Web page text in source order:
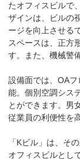
たオフィスビルで
ザインは、ビルの
ージを向上させる
スペースは、正方
す。また、機械警
設備面では、OA
能。個別空調シス
とができます。男
従業員の利便性を
「Kビル」は、そ
オフィスビルとし